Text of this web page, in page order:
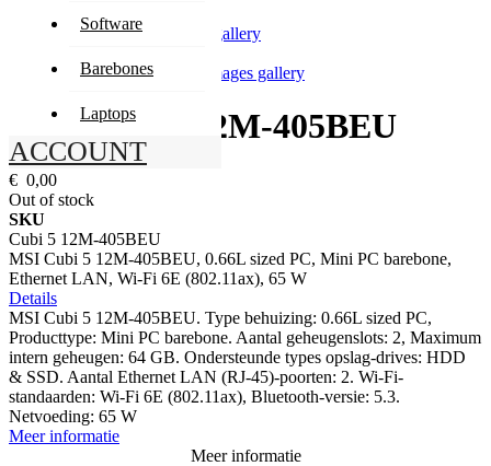
Software
Barebones
Laptops
ACCOUNT
Mijn winkelwagen
Skip to the end of the images gallery
Skip to the beginning of the images gallery
MSI Cubi 5 12M-405BEU
€ 0,00
Out of stock
SKU
Cubi 5 12M-405BEU
MSI Cubi 5 12M-405BEU, 0.66L sized PC, Mini PC barebone,
Ethernet LAN, Wi-Fi 6E (802.11ax), 65 W
Details
MSI Cubi 5 12M-405BEU. Type behuizing: 0.66L sized PC,
Producttype: Mini PC barebone. Aantal geheugenslots: 2, Maximum
intern geheugen: 64 GB. Ondersteunde types opslag-drives: HDD
& SSD. Aantal Ethernet LAN (RJ-45)-poorten: 2. Wi-Fi-
standaarden: Wi-Fi 6E (802.11ax), Bluetooth-versie: 5.3.
Netvoeding: 65 W
Meer informatie
Meer informatie